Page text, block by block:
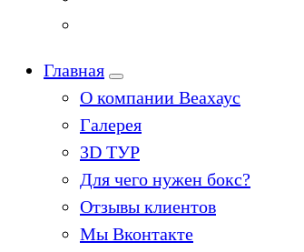
Главная
О компании Веахаус
Галерея
3D ТУР
Для чего нужен бокс?
Отзывы клиентов
Мы Вконтакте